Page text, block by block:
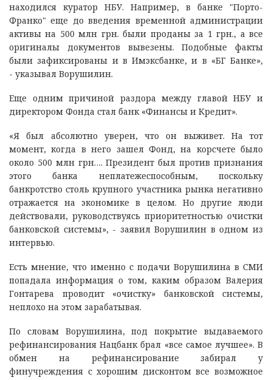
находился куратор НБУ. Например, в банке "Порто-
Франко" еще до введения временной администрации
активы на 500 млн грн. были проданы за 1 грн., а все
оригиналы документов вывезены. Подобные факты
были зафиксированы и в Имэксбанке, и в «БГ Банке»,
- указывал Ворушилин.
Еще одним причиной раздора между главой НБУ и
директором Фонда стал банк «Финансы и Кредит».
«Я был абсолютно уверен, что он выживет. На тот
момент, когда в него зашел Фонд, на корсчете было
около 500 млн грн…. Президент был против признания
этого банка неплатежеспособным, поскольку
банкротство столь крупного участника рынка негативно
отражается на экономике в целом. Но другие люди
действовали, руководствуясь приоритетностью очистки
банковской системы», - заявил Ворушилин в одном из
интервью.
Есть мнение, что именно с подачи Ворушилина в СМИ
попадала информация о том, каким образом Валерия
Гонтарева проводит «очистку» банковской системы,
неплохо на этом зарабатывая.
По словам Ворушилина, под покрытие выдаваемого
рефинансирования Нацбанк брал «все самое лучшее». В
обмен на рефинансирование забирал у
финучреждения с хорошим дисконтом все возможное